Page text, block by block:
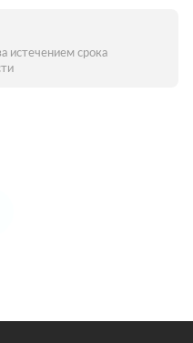
истечением срока